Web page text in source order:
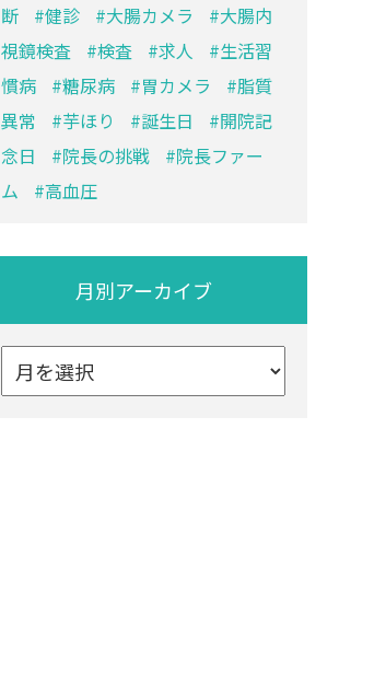
断
健診 大腸カメラ
大腸内
視鏡検査
検査 求人
生活習
慣病
糖尿病 胃カメラ
脂質
異常
芋ほり 誕生日
開院記
念日
院長の挑戦
院長ファー
ム
高血圧
月別アーカイブ